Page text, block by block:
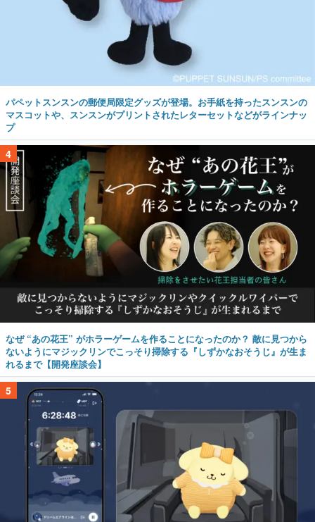
パペットスンスンの郵便局限定グッズが登場。お手紙を持ったスンスンの
マスコットや、スンスンがプリントされたレターセットなどがラインナッ
プ
4
なぜ “あの花王” がホラーゲームを作ることになったのか？ 敵に見つから
ないようにマジックリンでこっそり掃除する『しずかなおそうじ』が生ま
れるまで【開発座談会】
5